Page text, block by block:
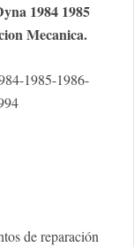
1984 1985
Mecanica.
1985-1986-
de reparación